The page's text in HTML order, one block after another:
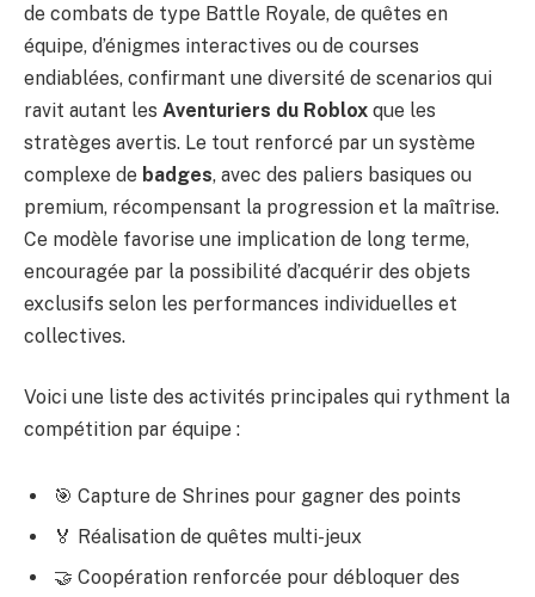
de combats de type Battle Royale, de quêtes en
équipe, d’énigmes interactives ou de courses
endiablées, confirmant une diversité de scenarios qui
ravit autant les Aventuriers du Roblox que les
stratèges avertis. Le tout renforcé par un système
complexe de badges, avec des paliers basiques ou
premium, récompensant la progression et la maîtrise.
Ce modèle favorise une implication de long terme,
encouragée par la possibilité d’acquérir des objets
exclusifs selon les performances individuelles et
collectives.
Voici une liste des activités principales qui rythment la
compétition par équipe :
🎯 Capture de Shrines pour gagner des points
🏅 Réalisation de quêtes multi-jeux
🤝 Coopération renforcée pour débloquer des